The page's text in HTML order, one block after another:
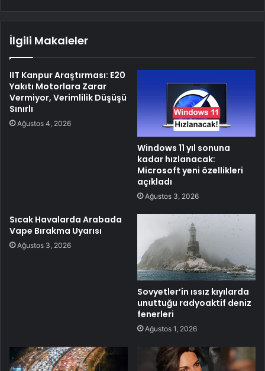
İlgili Makaleler
IIT Kanpur Araştırması: E20
Yakıtı Motorlara Zarar
Vermiyor, Verimlilik Düşüşü
Sınırlı
Ağustos 4, 2026
Windows 11 yıl sonuna
kadar hızlanacak:
Microsoft yeni özellikleri
açıkladı
Ağustos 3, 2026
Sıcak Havalarda Arabada
Vape Bırakma Uyarısı
Ağustos 3, 2026
Sovyetler’in ıssız kıyılarda
unuttuğu radyoaktif deniz
fenerleri
Ağustos 1, 2026